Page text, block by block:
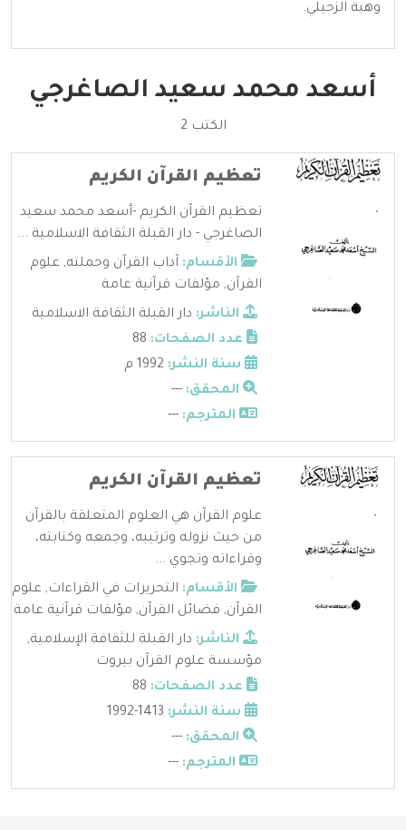
وهبة الزحيلي.
أسعد محمد سعيد الصاغرجي
الكتب 2
تعظيم القرآن الكريم
تعظيم القرآن الكريم -أسعد محمد سعيد
الصاغرجي - دار القبلة الثقافة الاسلامية ...
الأقسام: آداب القرآن وحملته, علوم
القرآن, مؤلفات قرآنية عامة
الناشر: دار القبلة الثقافة الاسلامية
عدد الصفحات:
سنة النشر:
المحقق: ---
المترجم: ---
تعظيم القرآن الكريم
علوم القرآن هي العلوم المتعلقة بالقرآن
من حيث نزوله وترتيبه، وجمعه وكتابته،
وقراءاته وتجوي ...
الأقسام: التحريرات في القراءات, علوم
القرآن, فضائل القرآن, مؤلفات قرآنية عامة
الناشر: دار القبلة للثقافة الإسلامية,
مؤسسة علوم القرآن بيروت
عدد الصفحات:
سنة النشر:
المحقق: ---
المترجم: ---